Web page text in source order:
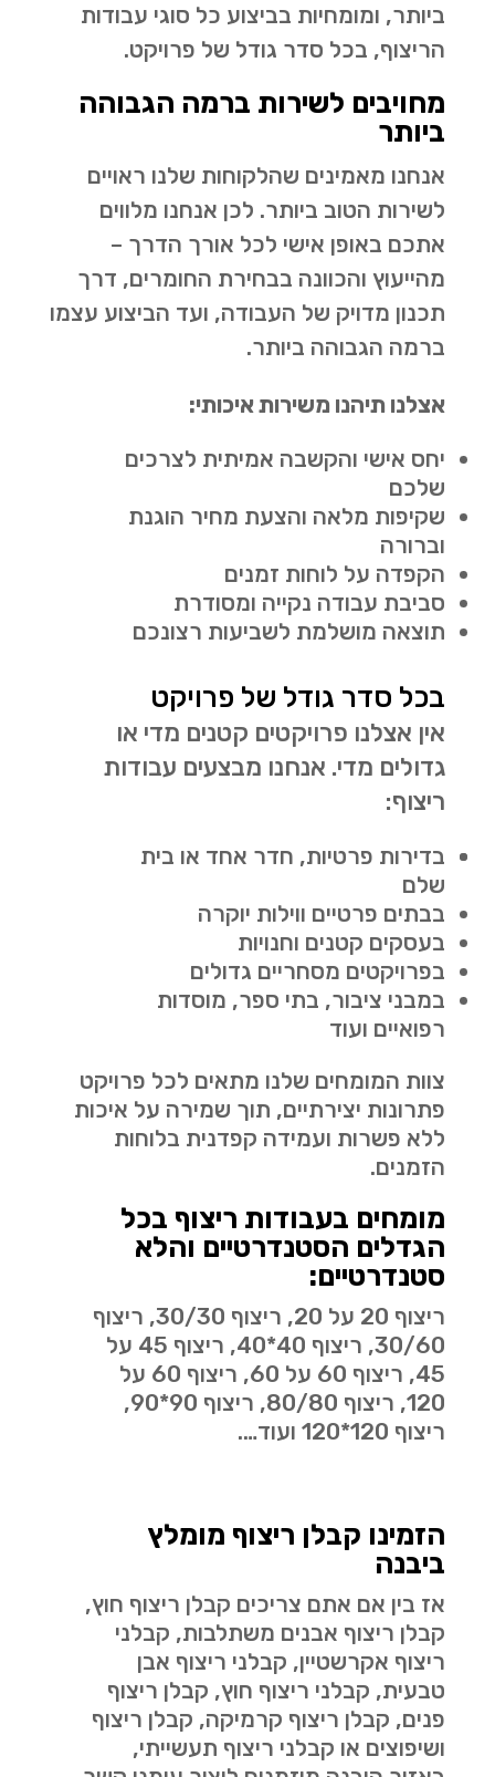
ביותר, ומומחיות בביצוע כל סוגי עבודות
הריצוף, בכל סדר גודל של פרויקט.
מחויבים לשירות ברמה הגבוהה
ביותר
אנחנו מאמינים שהלקוחות שלנו ראויים
לשירות הטוב ביותר. לכן אנחנו מלווים
אתכם באופן אישי לכל אורך הדרך –
מהייעוץ והכוונה בבחירת החומרים, דרך
תכנון מדויק של העבודה, ועד הביצוע עצמו
ברמה הגבוהה ביותר.
אצלנו תיהנו משירות איכותי:
יחס אישי והקשבה אמיתית לצרכים
שלכם
שקיפות מלאה והצעת מחיר הוגנת
וברורה
הקפדה על לוחות זמנים
סביבת עבודה נקייה ומסודרת
תוצאה מושלמת לשביעות רצונכם
בכל סדר גודל של פרויקט
אין אצלנו פרויקטים קטנים מדי או
גדולים מדי. אנחנו מבצעים עבודות
ריצוף:
בדירות פרטיות, חדר אחד או בית
שלם
בבתים פרטיים ווילות יוקרה
בעסקים קטנים וחנויות
בפרויקטים מסחריים גדולים
במבני ציבור, בתי ספר, מוסדות
רפואיים ועוד
צוות המומחים שלנו מתאים לכל פרויקט
פתרונות יצירתיים, תוך שמירה על איכות
ללא פשרות ועמידה קפדנית בלוחות
הזמנים.
מומחים בעבודות ריצוף בכל
הגדלים הסטנדרטיים והלא
סטנדרטיים:
ריצוף 20 על 20, ריצוף 30/30, ריצוף
30/60, ריצוף 40*40, ריצוף 45 על
45, ריצוף 60 על 60, ריצוף 60 על
120, ריצוף 80/80, ריצוף 90*90,
ריצוף 120*120 ועוד….
הזמינו קבלן ריצוף מומלץ
ביבנה
אז בין אם אתם צריכים קבלן ריצוף חוץ,
קבלן ריצוף אבנים משתלבות, קבלני
ריצוף אקרשטיין, קבלני ריצוף אבן
טבעית, קבלני ריצוף חוץ, קבלן ריצוף
פנים, קבלן ריצוף קרמיקה, קבלן ריצוף
ושיפוצים או קבלני ריצוף תעשייתי,